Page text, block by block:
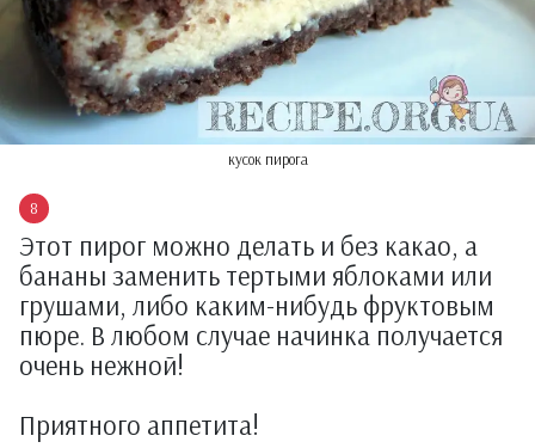
кусок пирога
Этот пирог можно делать и без какао, а
бананы заменить тертыми яблоками или
грушами, либо каким-нибудь фруктовым
пюре. В любом случае начинка получается
очень нежной!
Приятного аппетита!